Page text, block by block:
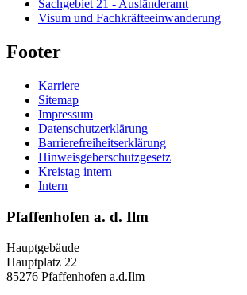
Sachgebiet 21 - Ausländeramt
Visum und Fachkräfteeinwanderung
Footer
Karriere
Sitemap
Impressum
Datenschutzerklärung
Barrierefreiheitserklärung
Hinweisgeberschutzgesetz
Kreistag intern
Intern
Pfaffenhofen a. d. Ilm
Hauptgebäude
Hauptplatz 22
85276 Pfaffenhofen a.d.Ilm